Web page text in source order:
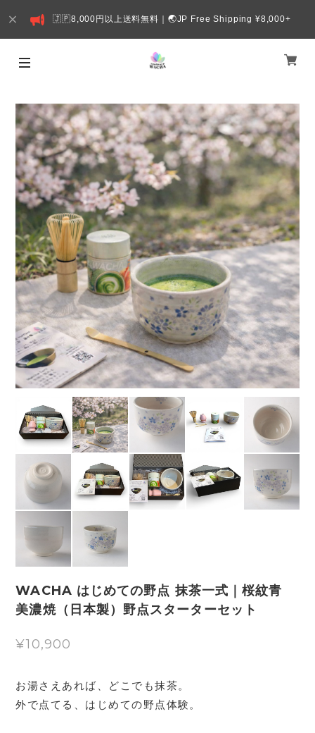
🇯🇵8,000円以上送料無料｜🌏JP Free Shipping ¥8,000+
WACHA はじめての野点 抹茶一式｜桜紋青
美濃焼（日本製）野点スターターセット
¥10,900
お湯さえあれば、どこでも抹茶。
外で点てる、はじめての野点体験。